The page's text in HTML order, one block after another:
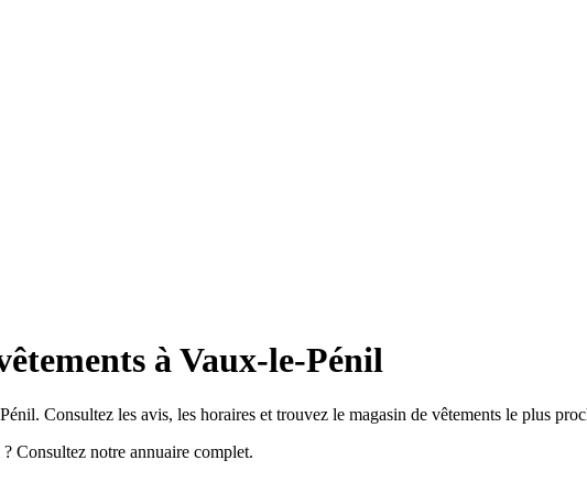
à Vaux-le-Pénil
Consultez les avis, les horaires et trouvez le magasin de vêtements le plus
Consultez notre annuaire complet.